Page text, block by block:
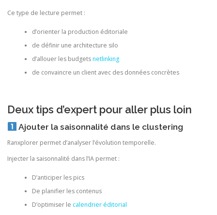
Ce type de lecture permet :
d’orienter la production éditoriale
de définir une architecture silo
d’allouer les budgetsnetlinking
de convaincre un client avec des données concrètes
Deux tips d’expert pour aller plus loin
Ajouter la saisonnalité dans le clustering
Ranxplorer permet d’analyser l’évolution temporelle.
Injecter la saisonnalité dans l’IA permet :
D’anticiper les pics
De planifier les contenus
D’optimiser le calendrier éditorial